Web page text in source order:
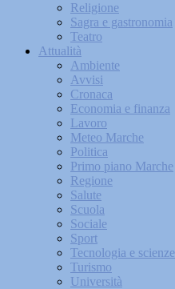
Religione
Sagra e gastronomia
Teatro
Attualità
Ambiente
Avvisi
Cronaca
Economia e finanza
Lavoro
Meteo Marche
Politica
Primo piano Marche
Regione
Salute
Scuola
Sociale
Sport
Tecnologia e scienze
Turismo
Università